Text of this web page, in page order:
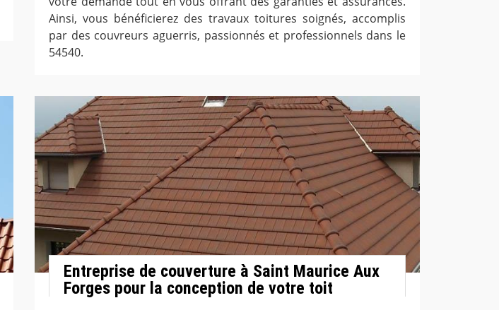
Ainsi, vous bénéficierez des travaux toitures soignés, accomplis
par des couvreurs aguerris, passionnés et professionnels dans le
54540.
Entreprise de couverture à Saint Maurice Aux
Forges pour la conception de votre toit